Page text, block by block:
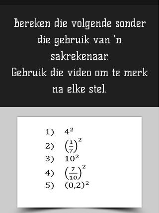
Bereken die volgende sonder
die gebruik van 'n
sakrekenaar.
Gebruik die video om te merk
na elke stel.